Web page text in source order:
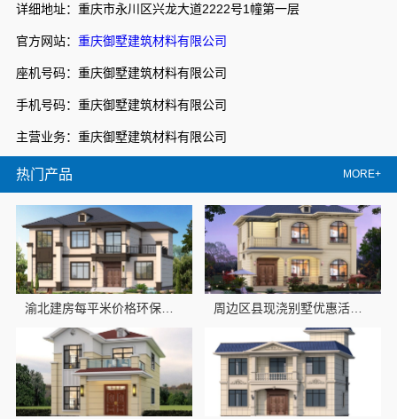
详细地址：重庆市永川区兴龙大道2222号1幢第一层
官方网站： 重庆御墅建筑材料有限公司
座机号码：重庆御墅建筑材料有限公司
手机号码：重庆御墅建筑材料有限公司
主营业务：重庆御墅建筑材料有限公司
热门产品 MORE+
渝北建房每平米价格环保材料，重庆御墅建筑材料有限公司